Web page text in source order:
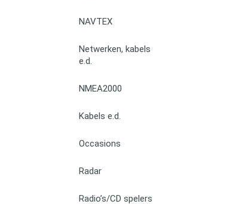
NAVTEX
Netwerken, kabels
e.d.
NMEA2000
Kabels e.d.
Occasions
Radar
Radio’s/CD spelers